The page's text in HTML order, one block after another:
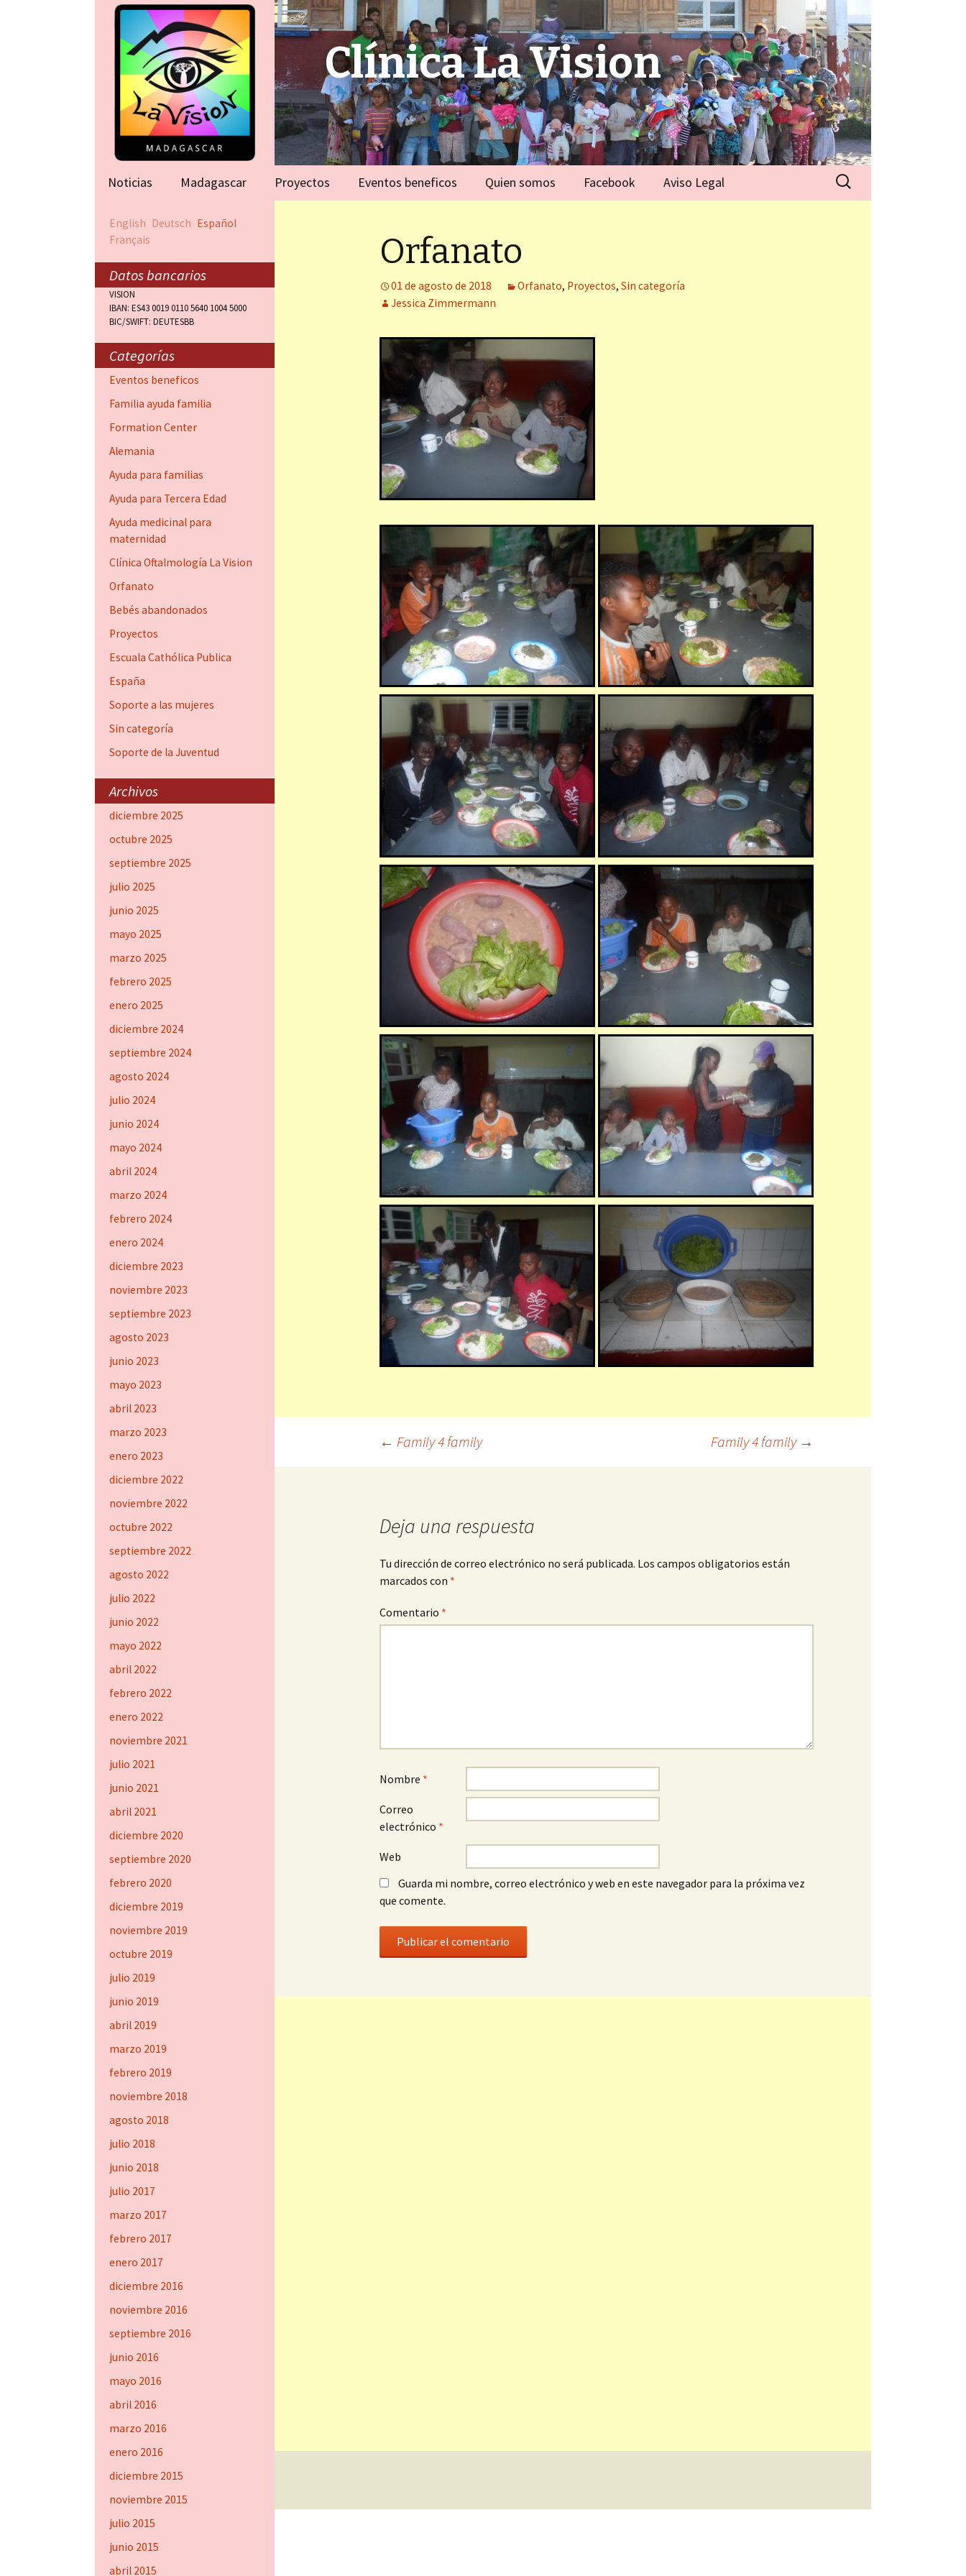
Clínica La Vision
Noticias Madagascar Proyectos
Orfanato (Fort Dauphin)
Eventos beneficos
España
Quien somos Facebook Aviso Legal
Orfanato
01 de agosto de 2018 Orfanato, Proyectos, Sin categoría
Jessica Zimmermann
← Family 4 family Family 4 family →
Deja una respuesta
Tu dirección de correo electrónico no será publicada. Los campos obligatorios están
marcados con *
Comentario *
Nombre *
Correo
electrónico *
Web
Guarda mi nombre, correo electrónico y web en este navegador para la próxima vez
que comente.
English Deutsch Español
Français
Datos bancarios
VISION
IBAN: ES43 0019 0110 5640 1004 5000
BIC/SWIFT: DEUTESBB
Categorías
Eventos beneficos
Familia ayuda familia
Formation Center
Alemania
Ayuda para familias
Ayuda para Tercera Edad
Ayuda medicinal para
maternidad
Clínica Oftalmología La Vision
Orfanato
Bebés abandonados
Proyectos
Escuala Cathólica Publica
España
Soporte a las mujeres
Sin categoría
Soporte de la Juventud
Archivos
diciembre 2025
octubre 2025
septiembre 2025
julio 2025
junio 2025
mayo 2025
marzo 2025
febrero 2025
enero 2025
diciembre 2024
septiembre 2024
agosto 2024
julio 2024
junio 2024
mayo 2024
abril 2024
marzo 2024
febrero 2024
enero 2024
diciembre 2023
noviembre 2023
septiembre 2023
agosto 2023
junio 2023
mayo 2023
abril 2023
marzo 2023
enero 2023
diciembre 2022
noviembre 2022
octubre 2022
septiembre 2022
agosto 2022
julio 2022
junio 2022
mayo 2022
abril 2022
febrero 2022
enero 2022
noviembre 2021
julio 2021
junio 2021
abril 2021
diciembre 2020
septiembre 2020
febrero 2020
diciembre 2019
noviembre 2019
octubre 2019
julio 2019
junio 2019
abril 2019
marzo 2019
febrero 2019
noviembre 2018
agosto 2018
julio 2018
junio 2018
julio 2017
marzo 2017
febrero 2017
enero 2017
diciembre 2016
noviembre 2016
septiembre 2016
junio 2016
mayo 2016
abril 2016
marzo 2016
enero 2016
diciembre 2015
noviembre 2015
julio 2015
junio 2015
abril 2015
Funciona gracias a WordPress